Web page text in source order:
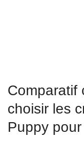
Critères
Adaptées à la